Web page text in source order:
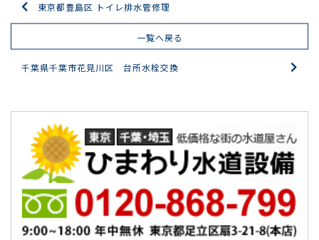
東京都豊島区 トイレ排水管修理
一覧へ戻る
千葉県千葉市花見川区 台所水栓交換